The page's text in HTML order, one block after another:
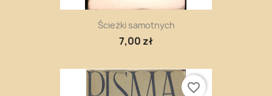
Ścieżki samotnych
7,00 zł
favorite_border